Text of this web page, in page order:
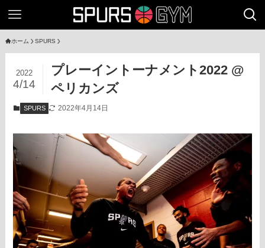
ホーム SPURS
プレーイントーナメント2022 @
ペリカンズ
2022
4/14
SPURS 2022年4月14日